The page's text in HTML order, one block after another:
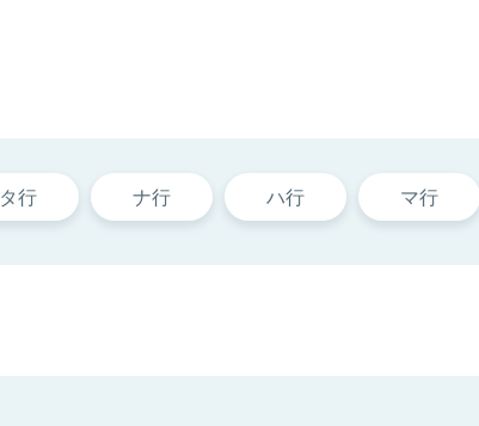
タ行 ナ行 ハ行 マ行